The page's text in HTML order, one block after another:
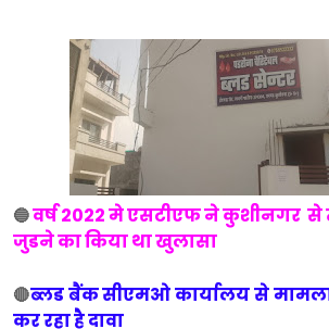
🔵वर्ष 2022 मे एसटीएफ ने कुशीनगर से
जुडने का किया था खुलासा
🔴ब्लड बैंक सीएमओ कार्यालय से
कर रहा है दावा